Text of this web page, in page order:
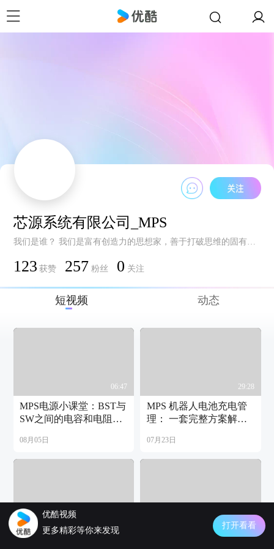
芯源系统有限公司_MPS
我们是谁？ 我们是富有创造力的思想家，善于打破思维的固有界线，我们将科技带入了一个新的高度。作为在半导体行业内领先的国际化公司，MPS创造尖端的解决方案，用更绿色、高效的产品来改善我们的生活。 我们能做什么? 我们让电源设计变得更加有趣。凭借我们独有的创新技术，我们重定义了很多的高性能电源解决方案，包括在工业应用、电信基础设施、云计算、汽车电子和消费类应用等方面。
123 获赞 257 粉丝 0 关注
短视频 动态
06:47
MPS电源小课堂：BST与
SW之间的电容和电阻的
08月05日
29:28
MPS 机器人电池充电管
理： 一套完整方案解决
07月23日
线上研讨会 - 面向下一代
37:44
化解储能电池“不一致”难
优酷视频
更多精彩等你来发现
打开看看